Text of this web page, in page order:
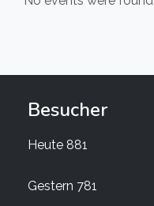
No events were found
Besucher
Heute 881
Gestern 781